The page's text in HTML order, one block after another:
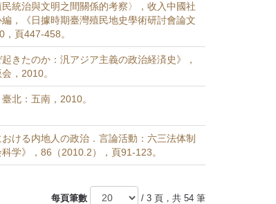
民統治與文明之間關係的考察〉，收入中國社
，《日據時期臺灣殖民地史學術研討會論文
頁447-458。
起きたのか：汎アジア主義の政治経済史》，
，2010。
北：五南，2010。
おける内地人の政治．言論活動：六三法体制
学》，86（2010.2），頁91-123。
每頁筆數 / 3 頁，共 54 筆